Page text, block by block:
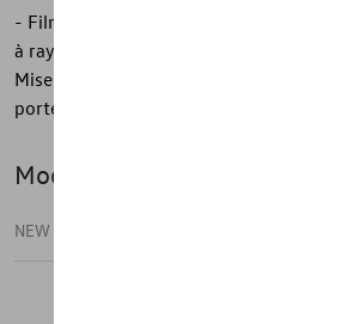
- Films de protection des seuils
à rayures décoratives argentées - Avant
Mise en valeur optique du véhicule -
porte contre les rayures - Sur mesure -
Modèle(s)
NEW T-ROC